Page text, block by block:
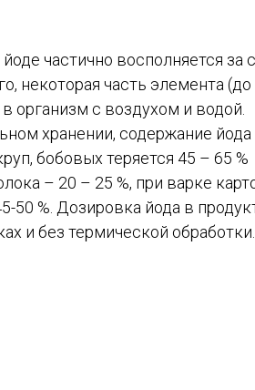
частично восполняется за
некоторая часть элемента (до
организм с воздухом и водой.
хранении, содержание йода
бобовых теряется 45 – 65 %
– 20 – 25 %, при варке
%. Дозировка йода в
и без термической обработки.